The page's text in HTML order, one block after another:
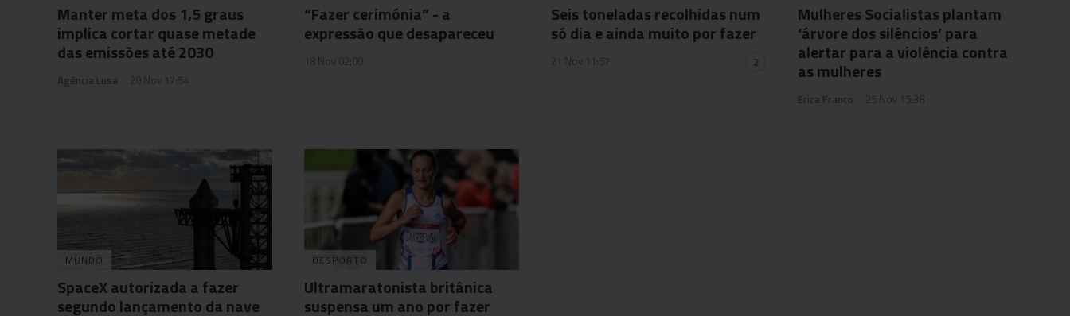
Manter meta dos 1,5 graus
implica cortar quase metade
das emissões até 2030
Agência Lusa 20 Nov 17:54
“Fazer cerimónia” - a
expressão que desapareceu
18 Nov 02:00
Seis toneladas recolhidas num
só dia e ainda muito por fazer
21 Nov 11:57 2
Mulheres Socialistas plantam
‘árvore dos silêncios’ para
alertar para a violência contra
as mulheres
Erica Franco 25 Nov 15:38
MUNDO
SpaceX autorizada a fazer
segundo lançamento da nave
DESPORTO
Ultramaratonista britânica
suspensa um ano por fazer